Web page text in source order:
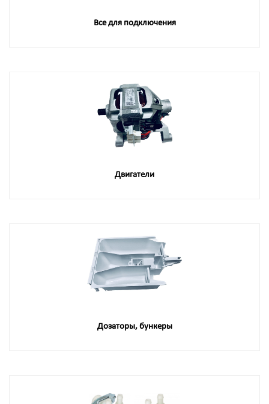
Все для подключения
Двигатели
Дозаторы, бункеры